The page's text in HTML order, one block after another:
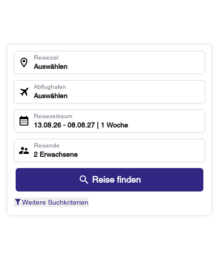
Reiseziel
Auswählen
Abflughafen
Auswählen
Reisezeitraum
13.08.26 - 08.08.27 | 1 Woche
Reisende
2 Erwachsene
Reise finden
Weitere Suchkriterien